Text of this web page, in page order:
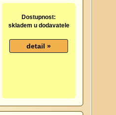
Dostupnost:
skladem u dodavatele